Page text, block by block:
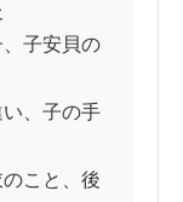
の
手
後